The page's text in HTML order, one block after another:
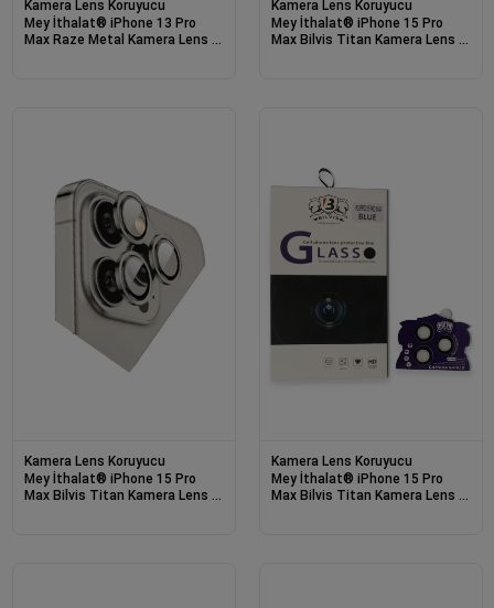
Kamera Lens Koruyucu
Mey İthalat® iPhone 13 Pro
Max Raze Metal Kamera Lens -
Kamera Lens Koruyucu
Mey İthalat® iPhone 15 Pro
Max Bilvis Titan Kamera Lens -
Kamera Lens Koruyucu
Mey İthalat® iPhone 15 Pro
Max Bilvis Titan Kamera Lens -
Kamera Lens Koruyucu
Mey İthalat® iPhone 15 Pro
Max Bilvis Titan Kamera Lens -